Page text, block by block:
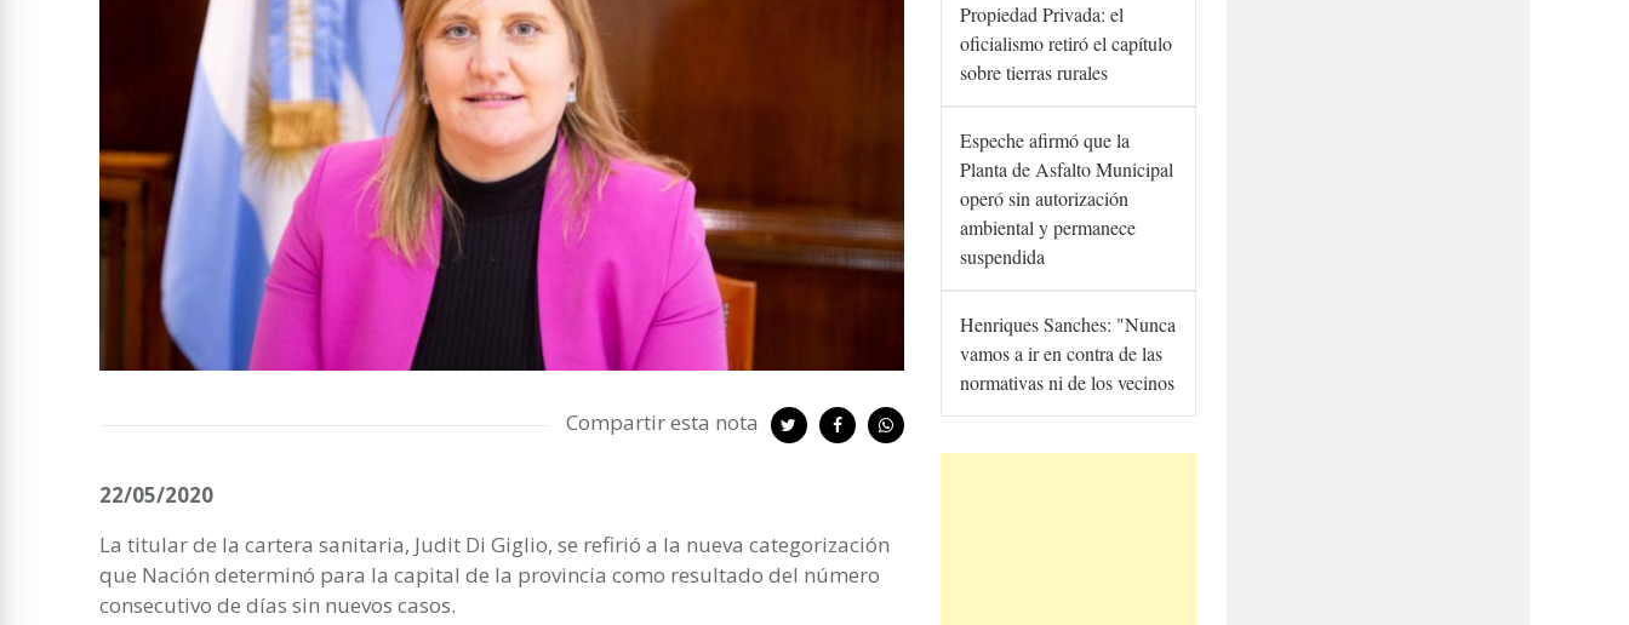
Compartir esta nota
22/05/2020
La titular de la cartera sanitaria, Judit Di Giglio, se refirió a la nueva categorización
que Nación determinó para la capital de la provincia como resultado del número
consecutivo de días sin nuevos casos.
Propiedad Privada: el
oficialismo retiró el capítulo
sobre tierras rurales
Espeche afirmó que la
Planta de Asfalto Municipal
operó sin autorización
ambiental y permanece
suspendida
Henriques Sanches: "Nunca
vamos a ir en contra de las
normativas ni de los vecinos